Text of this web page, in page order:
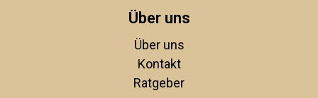
Über uns
Über uns
Kontakt
Ratgeber